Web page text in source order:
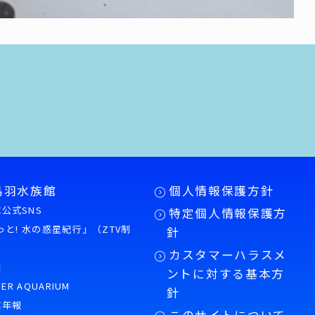
水族館
式SNS
と! 水の惑星紀行」（ZTV制
AQUARIUM
報
個人情報保護方針
特定個人情報保護方
針
カスタマーハラスメ
ントに対する基本方
針